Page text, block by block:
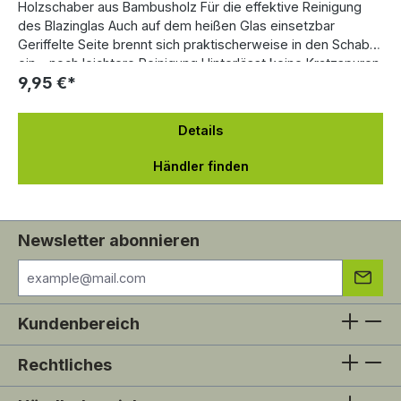
Holzschaber aus Bambusholz Für die effektive Reinigung
des Blazinglas Auch auf dem heißen Glas einsetzbar
Geriffelte Seite brennt sich praktischerweise in den Schaber
ein - noch leichtere Reinigung Hinterlässt keine Kratzspuren
Reinigt schonend und gründlich Der Holzschaber aus
hinterlässt keine Kratzspuren und passt sich nach und nach
der geriffelten Struktur des Blazinglas an.
9,95 €*
Details
Händler finden
Newsletter abonnieren
Kundenbereich
Rechtliches